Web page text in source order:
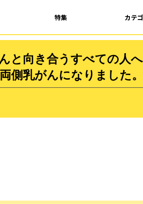
特集 カテ
と向き合うすべての
乳がんになりました。